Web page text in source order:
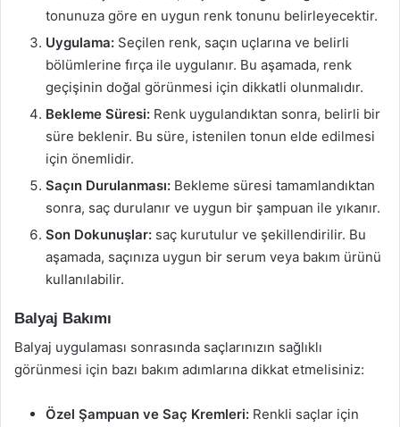
tonunuza göre en uygun renk tonunu belirleyecektir.
Uygulama: Seçilen renk, saçın uçlarına ve belirli
bölümlerine fırça ile uygulanır. Bu aşamada, renk
geçişinin doğal görünmesi için dikkatli olunmalıdır.
Bekleme Süresi: Renk uygulandıktan sonra, belirli bir
süre beklenir. Bu süre, istenilen tonun elde edilmesi
için önemlidir.
Saçın Durulanması: Bekleme süresi tamamlandıktan
sonra, saç durulanır ve uygun bir şampuan ile yıkanır.
Son Dokunuşlar: saç kurutulur ve şekillendirilir. Bu
aşamada, saçınıza uygun bir serum veya bakım ürünü
kullanılabilir.
Balyaj Bakımı
Balyaj uygulaması sonrasında saçlarınızın sağlıklı
görünmesi için bazı bakım adımlarına dikkat etmelisiniz:
Özel Şampuan ve Saç Kremleri: Renkli saçlar için